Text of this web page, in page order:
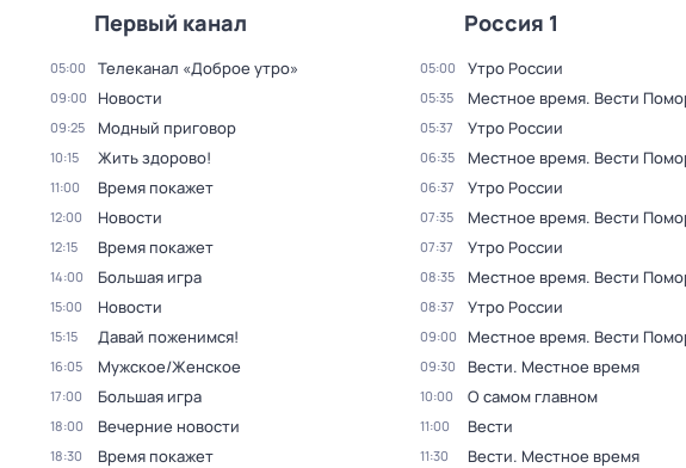
Первый канал
05:00 Телеканал «Доброе утро»
09:00 Новости
09:25 Модный приговор
10:15 Жить здорово!
11:00 Время покажет
12:00 Новости
12:15 Время покажет
14:00 Большая игра
15:00 Новости
15:15 Давай поженимся!
16:05 Мужское/Женское
17:00 Большая игра
18:00 Вечерние новости
18:30 Время покажет
Россия 1
05:00 Утро России
05:35 Местное время. Вести
05:37 Утро России
06:35 Местное время. Вести
06:37 Утро России
07:35 Местное время. Вести
07:37 Утро России
08:35 Местное время. Вести
08:37 Утро России
09:00 Местное время. Вести
09:30 Вести. Местное время
10:00 О самом главном
11:00 Вести
11:30 Вести. Местное время